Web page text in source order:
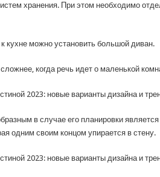
хранения. При этом необходимо
кухне можно установить большой диван.
когда речь идет о маленькой
в случае его планировки
одним своим концом упирается в стену.